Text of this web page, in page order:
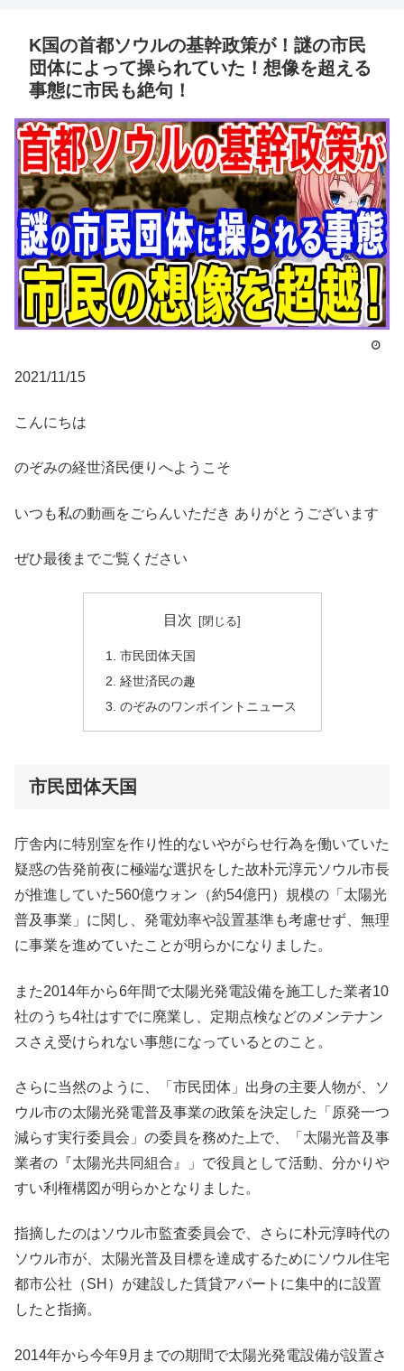
K国の首都ソウルの基幹政策が！謎の市民
団体によって操られていた！想像を超える
事態に市民も絶句！
2021/11/15
こんにちは
のぞみの経世済民便りへようこそ
いつも私の動画をごらんいただき ありがとうございます
ぜひ最後までご覧ください
目次
市民団体天国
経世済民の趣
のぞみのワンポイントニュース
市民団体天国
庁舎内に特別室を作り性的ないやがらせ行為を働いていた
疑惑の告発前夜に極端な選択をした故朴元淳元ソウル市長
が推進していた560億ウォン（約54億円）規模の「太陽光
普及事業」に関し、発電効率や設置基準も考慮せず、無理
に事業を進めていたことが明らかになりました。
また2014年から6年間で太陽光発電設備を施工した業者10
社のうち4社はすでに廃業し、定期点検などのメンテナン
スさえ受けられない事態になっているとのこと。
さらに当然のように、「市民団体」出身の主要人物が、ソ
ウル市の太陽光発電普及事業の政策を決定した「原発一つ
減らす実行委員会」の委員を務めた上で、「太陽光普及事
業者の『太陽光共同組合』」で役員として活動、分かりや
すい利権構図が明らかとなりました。
指摘したのはソウル市監査委員会で、さらに朴元淳時代の
ソウル市が、太陽光普及目標を達成するためにソウル住宅
都市公社（SH）が建設した賃貸アパートに集中的に設置
したと指摘。
2014年から今年9月までの期間で太陽光発電設備が設置さ